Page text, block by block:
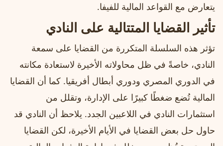
يتعارض مع القواعد المالية للفيفا.
تأثير القضايا المتتالية على النادي
تؤثر هذه السلسلة المتكررة من القضايا على سمعة
النادي، خاصةً في ظل محاولاته الأخيرة لاستعادة مكانته
في الدوري المصري ودوري أبطال أفريقيا. كما أن القضايا
المالية تُضع ضغطًا كبيرًا على الإدارة، وتقلل من
استثمارات النادي في اللاعبين الجدد. يلاحظ أن النادي قد
حاول حل بعض القضايا في الأيام الأخيرة، لكن القضايا